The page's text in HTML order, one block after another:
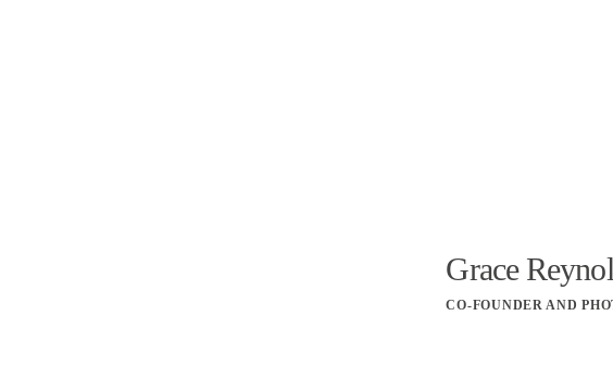
Grace
CO-FOUNDER AND